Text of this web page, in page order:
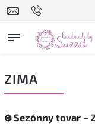
ZIMA
❄️Sezónny tovar –